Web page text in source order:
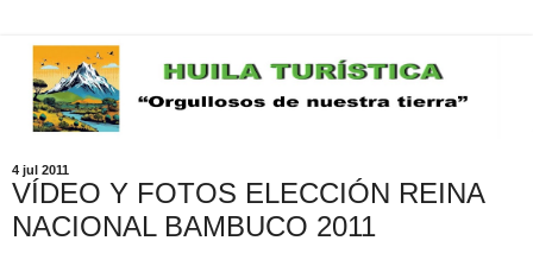
4 jul 2011
VÍDEO Y FOTOS ELECCIÓN REINA
NACIONAL BAMBUCO 2011